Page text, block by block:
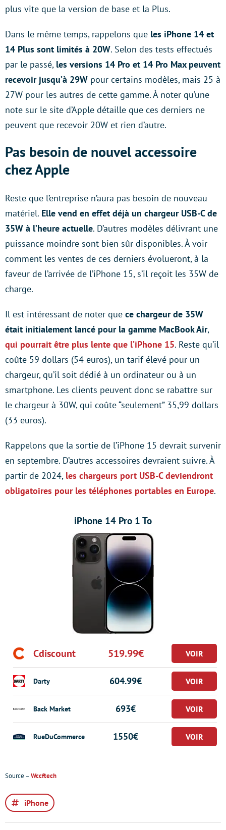
plus vite que la version de base et la Plus.
Dans le même temps, rappelons que les iPhone 14 et
14 Plus sont limités à 20W. Selon des tests effectués
par le passé, les versions 14 Pro et 14 Pro Max peuvent
recevoir jusqu’à 29W pour certains modèles, mais 25 à
27W pour les autres de cette gamme. À noter qu’une
note sur le site d’Apple détaille que ces derniers ne
peuvent que recevoir 20W et rien d’autre.
Pas besoin de nouvel accessoire
chez Apple
Reste que l’entreprise n’aura pas besoin de nouveau
matériel. Elle vend en effet déjà un chargeur USB-C de
35W à l’heure actuelle. D’autres modèles délivrant une
puissance moindre sont bien sûr disponibles. À voir
comment les ventes de ces derniers évolueront, à la
faveur de l’arrivée de l’iPhone 15, s’il reçoit les 35W de
charge.
Il est intéressant de noter que ce chargeur de 35W
était initialement lancé pour la gamme MacBook Air,
qui pourrait être plus lente que l’iPhone 15. Reste qu’il
coûte 59 dollars (54 euros), un tarif élevé pour un
chargeur, qu’il soit dédié à un ordinateur ou à un
smartphone. Les clients peuvent donc se rabattre sur
le chargeur à 30W, qui coûte “seulement” 35,99 dollars
(33 euros).
Rappelons que la sortie de l’iPhone 15 devrait survenir
en septembre. D’autres accessoires devraient suivre. À
partir de 2024, les chargeurs port USB-C deviendront
obligatoires pour les téléphones portables en Europe.
iPhone 14 Pro 1 To
Cdiscount 519.99€
Darty 604.99€
Back Market 693€
RueDuCommerce 1550€
Source – Wccftech
iPhone